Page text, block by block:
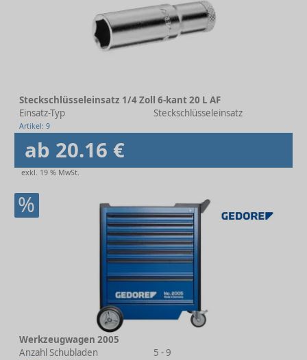
Steckschlüsseleinsatz 1/4 Zoll 6-kant 20 L AF
Einsatz-Typ
Steckschlüsseleinsatz
Artikel: 9
ab 20.16 €
exkl. 19 % MwSt.
%
Werkzeugwagen 2005
Anzahl Schubladen
5 - 9